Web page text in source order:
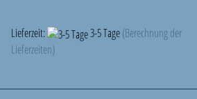
Lieferzeit: 3-5 Tage(Berechnung der
Lieferzeiten)